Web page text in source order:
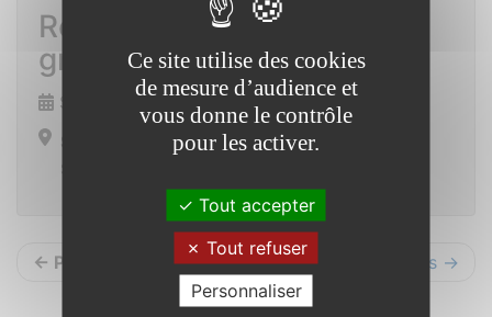
Repas du foot : Cochon
grillé
Samedi 10 juin 2023 de 19h00 à 23h30
Stade municipal
← Précédents Suivants →
Ce site utilise des cookies
de mesure d’audience et
vous donne le contrôle
pour les activer.
Tout accepter
Tout refuser
Personnaliser